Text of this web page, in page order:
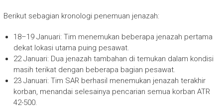
Berikut sebagian kronologi penemuan jenazah:
18–19 Januari: Tim menemukan beberapa jenazah pertama
dekat lokasi utama puing pesawat.
22 Januari: Dua jenazah tambahan di temukan dalam kondisi
masih terikat dengan beberapa bagian pesawat.
23 Januari: Tim SAR berhasil menemukan jenazah terakhir
korban, menandai selesainya pencarian semua korban ATR
42-500.